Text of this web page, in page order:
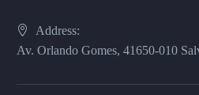
Address:
Av. Orlando Gomes, 41650-010